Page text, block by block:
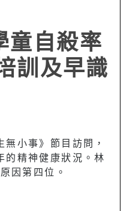
童自殺率
訓及早識
小事》節目訪問，
的精神健康狀況。林
因第四位。